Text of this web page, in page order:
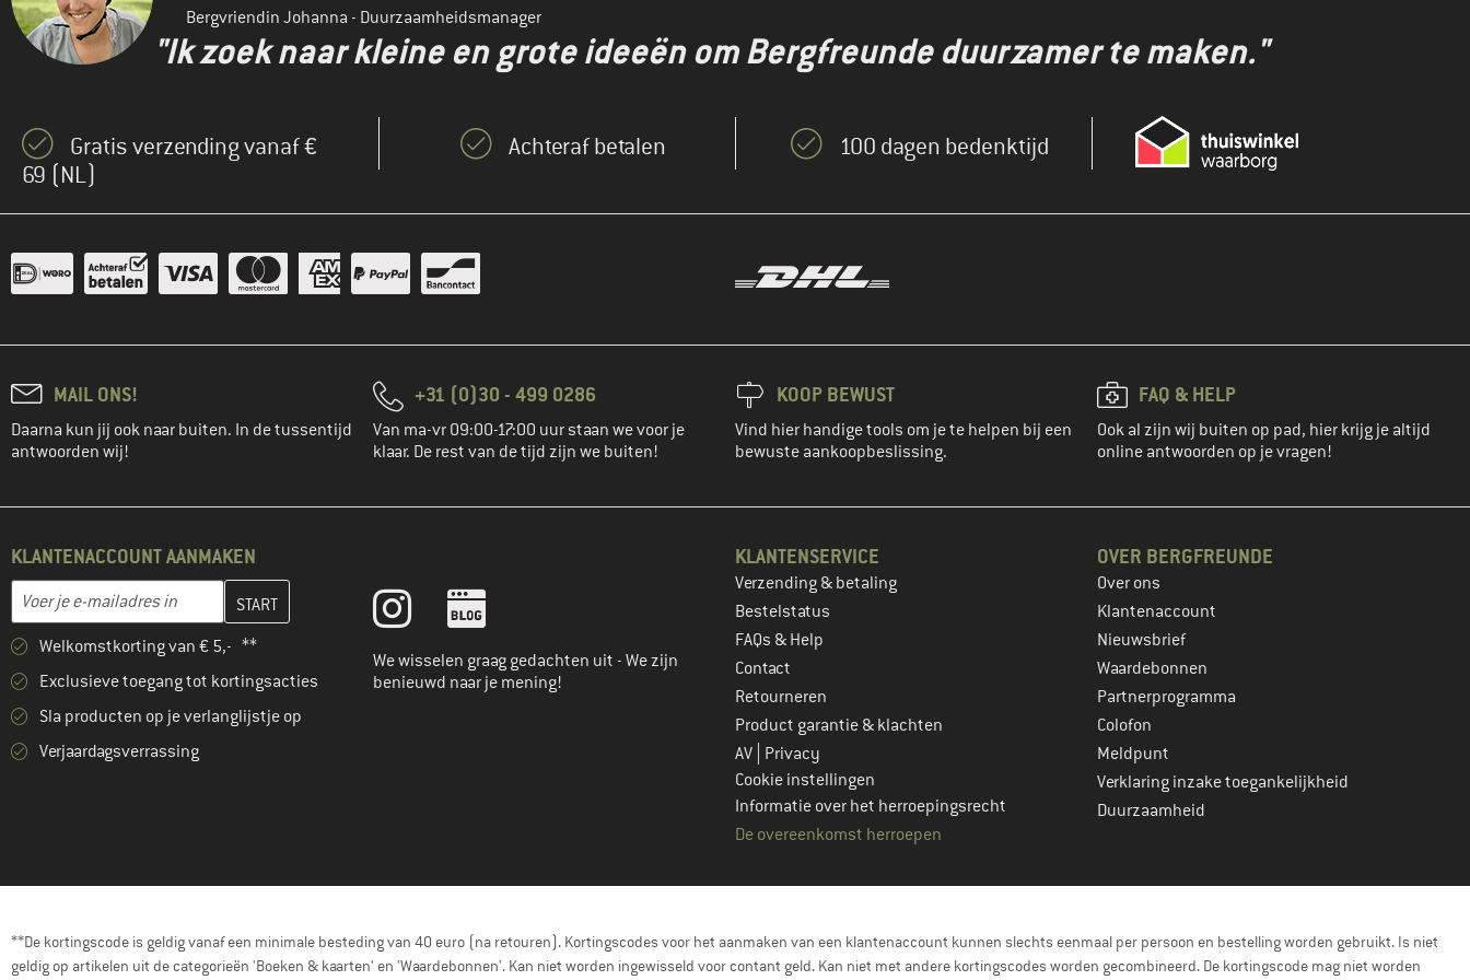
Bergvriendin Johanna - Duurzaamheidsmanager
"Ik zoek naar kleine en grote ideeën om Bergfreunde duurzamer te maken."
Gratis verzending vanaf €
69 (NL)
Achteraf betalen 100 dagen bedenktijd
MAIL ONS!
Daarna kun jij ook naar buiten. In de tussentijd
antwoorden wij!
+31 (0)30 - 499 0286
Van ma-vr 09:00-17:00 uur staan we voor je
klaar. De rest van de tijd zijn we buiten!
KOOP BEWUST
Vind hier handige tools om je te helpen bij een
bewuste aankoopbeslissing.
FAQ & HELP
Ook al zijn wij buiten op pad, hier krijg je altijd
online antwoorden op je vragen!
KLANTENACCOUNT AANMAKEN
E-mailadres
Vul je e-mailadres hier in en maak in de volgende stap je klantenaccount aan
Welkomstkorting van € 5,- **
Exclusieve toegang tot kortingsacties
Sla producten op je verlanglijstje op
Verjaardagsverrassing
We wisselen graag gedachten uit - We zijn
benieuwd naar je mening!
KLANTENSERVICE
Verzending & betaling
Bestelstatus
FAQs & Help
Contact
Retourneren
Product garantie & klachten
AV Privacy
Cookie instellingen
Informatie over het herroepingsrecht
De overeenkomst herroepen
OVER BERGFREUNDE
Over ons
Klantenaccount
Nieuwsbrief
Waardebonnen
Partnerprogramma
Colofon
Meldpunt
Verklaring inzake toegankelijkheid
Duurzaamheid
**De kortingscode is geldig vanaf een minimale besteding van 40 euro (na retouren). Kortingscodes voor het aanmaken van een klantenaccount kunnen slechts eenmaal per persoon en bestelling worden gebruikt. Is niet
geldig op artikelen uit de categorieën 'Boeken & kaarten' en 'Waardebonnen'. Kan niet worden ingewisseld voor contant geld. Kan niet met andere kortingscodes worden gecombineerd. De kortingscode mag niet worden